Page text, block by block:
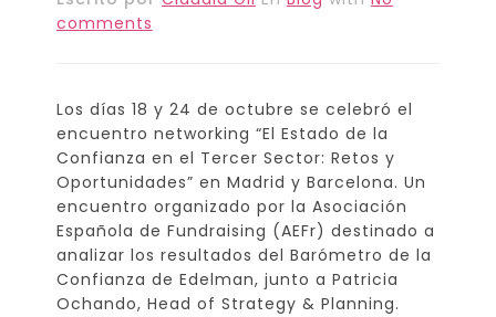
comments
Los días 18 y 24 de octubre se celebró el
encuentro networking “El Estado de la
Confianza en el Tercer Sector: Retos y
Oportunidades” en Madrid y Barcelona. Un
encuentro organizado por la Asociación
Española de Fundraising (AEFr) destinado a
analizar los resultados del Barómetro de la
Confianza de Edelman, junto a Patricia
Ochando, Head of Strategy & Planning.